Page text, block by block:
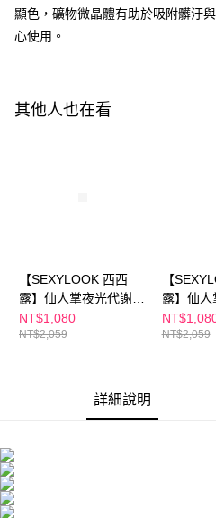
恩沛科技股份有限公司將有權停止該用
海外配送
顯色，礦物微晶體有助於吸附髒汙
心使用。
其他人也在看
【SEXYLOOK 西西
露】仙人掌夜光代謝水
150ml+仙人掌夜光代
謝霜 50ml+牛奶外泌體
NT$1,080
NT$2,059
【
露】仙人
(仙人掌
150ml+
NT$2,059
詳細說明